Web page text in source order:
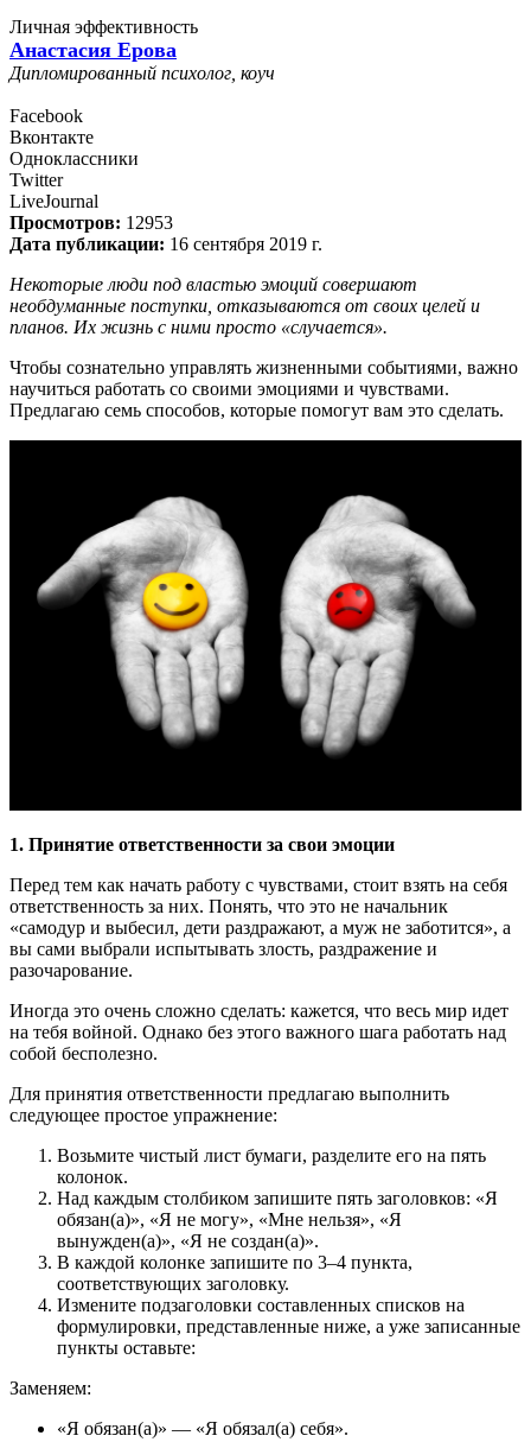
Личная эффективность
Анастасия Ерова
Дипломированный психолог, коуч
Facebook
Вконтакте
Одноклассники
Twitter
LiveJournal
Просмотров: 12953
Дата публикации: 16 сентября 2019 г.
Некоторые люди под властью эмоций совершают
необдуманные поступки, отказываются от своих целей и
планов. Их жизнь с ними просто «случается».
Чтобы сознательно управлять жизненными событиями, важно
научиться работать со своими эмоциями и чувствами.
Предлагаю семь способов, которые помогут вам это сделать.
1. Принятие ответственности за свои эмоции
Перед тем как начать работу с чувствами, стоит взять на себя
ответственность за них. Понять, что это не начальник
«самодур и выбесил, дети раздражают, а муж не заботится», а
вы сами выбрали испытывать злость, раздражение и
разочарование.
Иногда это очень сложно сделать: кажется, что весь мир идет
на тебя войной. Однако без этого важного шага работать над
собой бесполезно.
Для принятия ответственности предлагаю выполнить
следующее простое упражнение:
Возьмите чистый лист бумаги, разделите его на пять
колонок.
Над каждым столбиком запишите пять заголовков: «Я
обязан(а)», «Я не могу», «Мне нельзя», «Я
вынужден(а)», «Я не создан(а)».
В каждой колонке запишите по 3–4 пункта,
соответствующих заголовку.
Измените подзаголовки составленных списков на
формулировки, представленные ниже, а уже записанные
пункты оставьте:
Заменяем:
«Я обязан(а)» — «Я обязал(а) себя».